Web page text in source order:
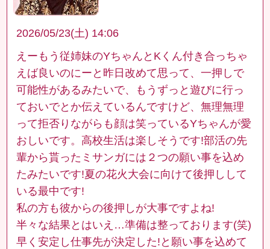
2026/05/23(土) 14:06
えーもう従姉妹のYちゃんとKくん付き合っちゃ
えば良いのにーと昨日改めて思って、一押しで
可能性があるみたいで、もうずっと遊びに行っ
ておいでとか伝えているんですけど、無理無理
って拒否りながらも顔は笑っているYちゃんが愛
おしいです。高校生活は楽しそうです!部活の先
輩から貰ったミサンガには２つの願い事を込め
たみたいです!夏の花火大会に向けて後押しして
いる最中です!
私の方も彼からの後押しが大事ですよね!
半々な結果とはいえ…準備は整っております(笑)
早く安定し仕事先が決定した!と願い事を込めて